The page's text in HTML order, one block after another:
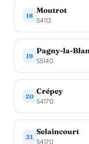
18
Moutrot
54113
19
Pagny-la-
55140
20
Crépey
54170
21
Selaincourt
54170